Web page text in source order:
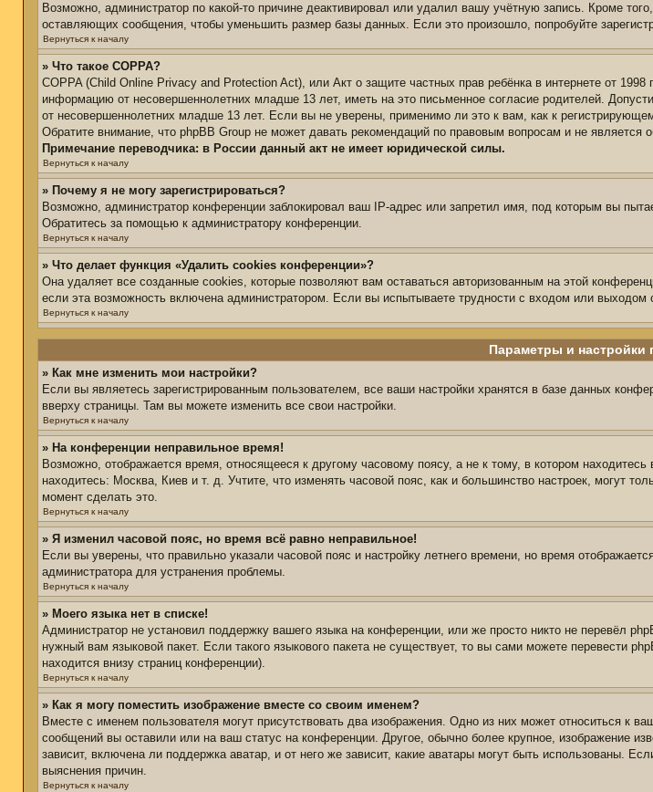
Возможно, администратор по какой-то причине деактивировал или удалил вашу учётную запись. Кроме
оставляющих сообщения, чтобы уменьшить размер базы данных. Если это произошло, попробуйте
Вернуться к началу
» Что такое COPPA?
COPPA (Child Online Privacy and Protection Act), или Акт о защите частных прав ребёнка в интернете от
информацию от несовершеннолетних младше 13 лет, иметь на это письменное согласие родителей.
от несовершеннолетних младше 13 лет. Если вы не уверены, применимо ли это к вам, как к
Обратите внимание, что phpBB Group не может давать рекомендаций по правовым вопросам и не является
Примечание переводчика: в России данный акт не имеет юридической силы.
Вернуться к началу
» Почему я не могу зарегистрироваться?
Возможно, администратор конференции заблокировал ваш IP-адрес или запретил имя, под которым вы
Обратитесь за помощью к администратору конференции.
Вернуться к началу
» Что делает функция «Удалить cookies конференции»?
Она удаляет все созданные cookies, которые позволяют вам оставаться авторизованным на этой
если эта возможность включена администратором. Если вы испытываете трудности с входом или
Вернуться к началу
Параметры и настройки
» Как мне изменить мои настройки?
Если вы являетесь зарегистрированным пользователем, все ваши настройки хранятся в базе данных
вверху страницы. Там вы можете изменить все свои настройки.
Вернуться к началу
» На конференции неправильное время!
Возможно, отображается время, относящееся к другому часовому поясу, а не к тому, в котором
находитесь: Москва, Киев и т. д. Учтите, что изменять часовой пояс, как и большинство настроек, могут
момент сделать это.
Вернуться к началу
» Я изменил часовой пояс, но время всё равно неправильное!
Если вы уверены, что правильно указали часовой пояс и настройку летнего времени, но время
администратора для устранения проблемы.
Вернуться к началу
» Моего языка нет в списке!
Администратор не установил поддержку вашего языка на конференции, или же просто никто не перевёл
нужный вам языковой пакет. Если такого языкового пакета не существует, то вы сами можете перевести
находится внизу страниц конференции).
Вернуться к началу
» Как я могу поместить изображение вместе со своим именем?
Вместе с именем пользователя могут присутствовать два изображения. Одно из них может относиться к
сообщений вы оставили или на ваш статус на конференции. Другое, обычно более крупное, изображение
зависит, включена ли поддержка аватар, и от него же зависит, какие аватары могут быть использованы.
выяснения причин.
Вернуться к началу